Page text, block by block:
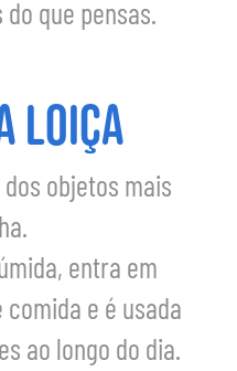
que pensas.
loiça
objetos mais
entra em
e é usada
ao longo do dia.